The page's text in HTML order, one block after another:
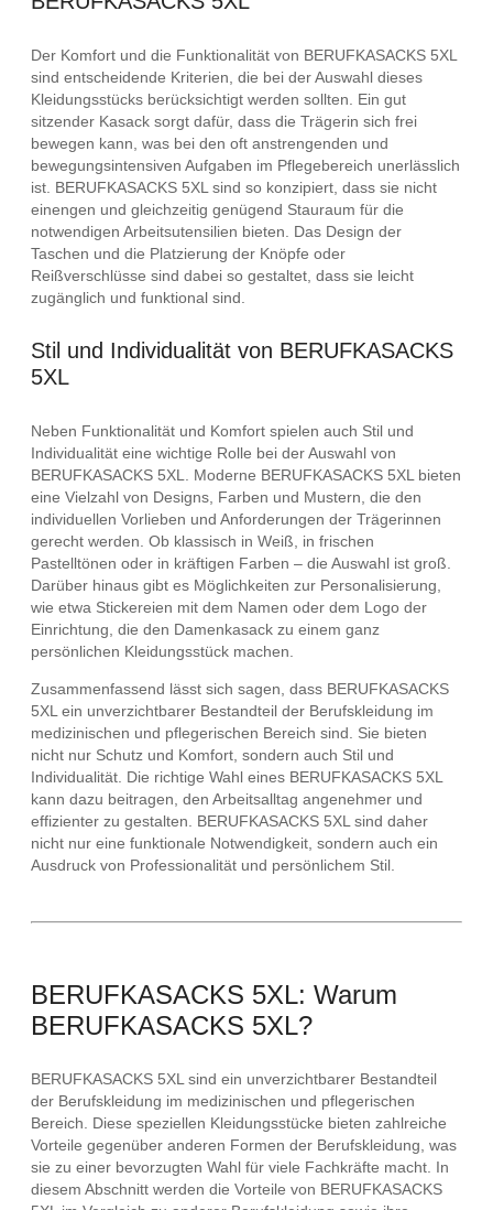
Der Komfort und die Funktionalität von BERUFKASACKS 5XL
sind entscheidende Kriterien, die bei der Auswahl dieses
Kleidungsstücks berücksichtigt werden sollten. Ein gut
sitzender Kasack sorgt dafür, dass die Trägerin sich frei
bewegen kann, was bei den oft anstrengenden und
bewegungsintensiven Aufgaben im Pflegebereich unerlässlich
ist. BERUFKASACKS 5XL sind so konzipiert, dass sie nicht
einengen und gleichzeitig genügend Stauraum für die
notwendigen Arbeitsutensilien bieten. Das Design der
Taschen und die Platzierung der Knöpfe oder
Reißverschlüsse sind dabei so gestaltet, dass sie leicht
zugänglich und funktional sind.
Stil und Individualität von BERUFKASACKS
5XL
Neben Funktionalität und Komfort spielen auch Stil und
Individualität eine wichtige Rolle bei der Auswahl von
BERUFKASACKS 5XL. Moderne BERUFKASACKS 5XL bieten
eine Vielzahl von Designs, Farben und Mustern, die den
individuellen Vorlieben und Anforderungen der Trägerinnen
gerecht werden. Ob klassisch in Weiß, in frischen
Pastelltönen oder in kräftigen Farben – die Auswahl ist groß.
Darüber hinaus gibt es Möglichkeiten zur Personalisierung,
wie etwa Stickereien mit dem Namen oder dem Logo der
Einrichtung, die den Damenkasack zu einem ganz
persönlichen Kleidungsstück machen.
Zusammenfassend lässt sich sagen, dass BERUFKASACKS
5XL ein unverzichtbarer Bestandteil der Berufskleidung im
medizinischen und pflegerischen Bereich sind. Sie bieten
nicht nur Schutz und Komfort, sondern auch Stil und
Individualität. Die richtige Wahl eines BERUFKASACKS 5XL
kann dazu beitragen, den Arbeitsalltag angenehmer und
effizienter zu gestalten. BERUFKASACKS 5XL sind daher
nicht nur eine funktionale Notwendigkeit, sondern auch ein
Ausdruck von Professionalität und persönlichem Stil.
BERUFKASACKS 5XL: Warum
BERUFKASACKS 5XL?
BERUFKASACKS 5XL sind ein unverzichtbarer Bestandteil
der Berufskleidung im medizinischen und pflegerischen
Bereich. Diese speziellen Kleidungsstücke bieten zahlreiche
Vorteile gegenüber anderen Formen der Berufskleidung, was
sie zu einer bevorzugten Wahl für viele Fachkräfte macht. In
diesem Abschnitt werden die Vorteile von BERUFKASACKS